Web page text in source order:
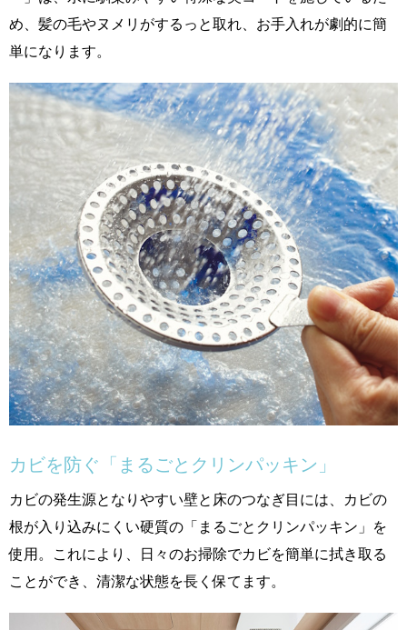
め、髪の毛やヌメリがするっと取れ、お手入れが劇的に簡
単になります。
カビを防ぐ「まるごとクリンパッキン」
カビの発生源となりやすい壁と床のつなぎ目には、カビの
根が入り込みにくい硬質の「まるごとクリンパッキン」を
使用。これにより、日々のお掃除でカビを簡単に拭き取る
ことができ、清潔な状態を長く保てます。